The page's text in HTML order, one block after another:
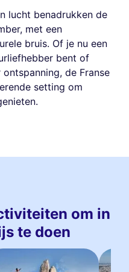
lucht benadrukken de
met een
bruis. Of je nu een
bent of
de Franse
setting om
om in
te doen